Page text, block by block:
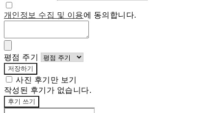
개인정보 수집 및 이용에 동의합니다.
평점 주기
저장하기
사진 후기만 보기
작성된 후기가 없습니다.
후기 쓰기